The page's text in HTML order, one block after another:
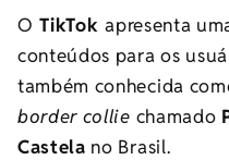
O TikTokapresenta
conteúdos para os
também conhecida
border collie chamado
Castela no Brasil.